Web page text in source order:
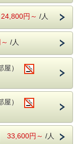
るさと納税返礼クー
通り手続き下さい。
（このページです）
お選びください。
のページに移動し、寄附
済）後、電子クーポンが
で発行クーポン
することにより割引が適
24,800円～ /人
/人
屋）
屋）
33,600円～ /人